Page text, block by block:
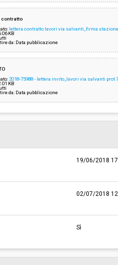
contratto
lettera contratto lavori via salvanti_firma
KB
da: Data pubblicazione
2018-75988 - lettera invito_lavori via salvanti prot
KB
da: Data pubblicazione
19/06/2018
02/07/2018
Sì